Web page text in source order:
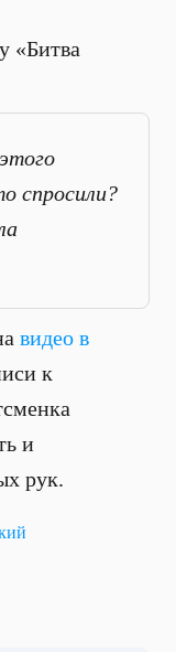
«Битва
спросили?
видео в
к
и
рук.